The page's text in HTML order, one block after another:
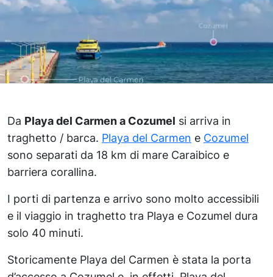
Da Playa del Carmen a Cozumel si arriva in
traghetto / barca. Playa del Carmen e Cozumel
sono separati da 18 km di mare Caraibico e
barriera corallina.
I porti di partenza e arrivo sono molto accessibili
e il viaggio in traghetto tra Playa e Cozumel dura
solo 40 minuti.
Storicamente Playa del Carmen è stata la porta